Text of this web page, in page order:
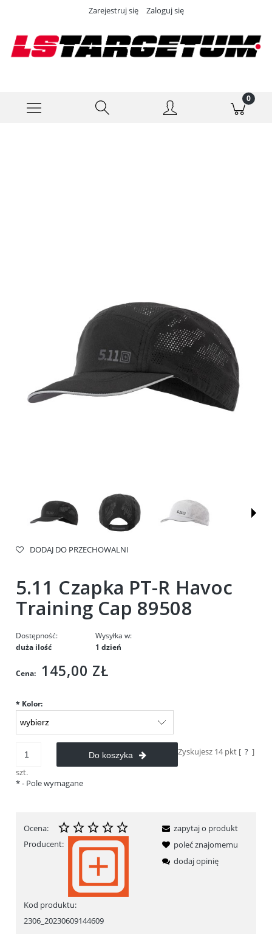
Zarejestruj się Zaloguj się
DODAJ DO PRZECHOWALNI
5.11 Czapka PT-R Havoc
Training Cap 89508
Dostępność:
duża ilość
Wysyłka w:
1 dzień
Cena: 145,00 ZŁ
* Kolor:
szt.
Do koszyka Zyskujesz 14pkt [ ? ]
*- Pole wymagane
Ocena:
Producent:
Kod produktu:
2306_20230609144609
zapytaj o produkt
poleć znajomemu
dodaj opinię